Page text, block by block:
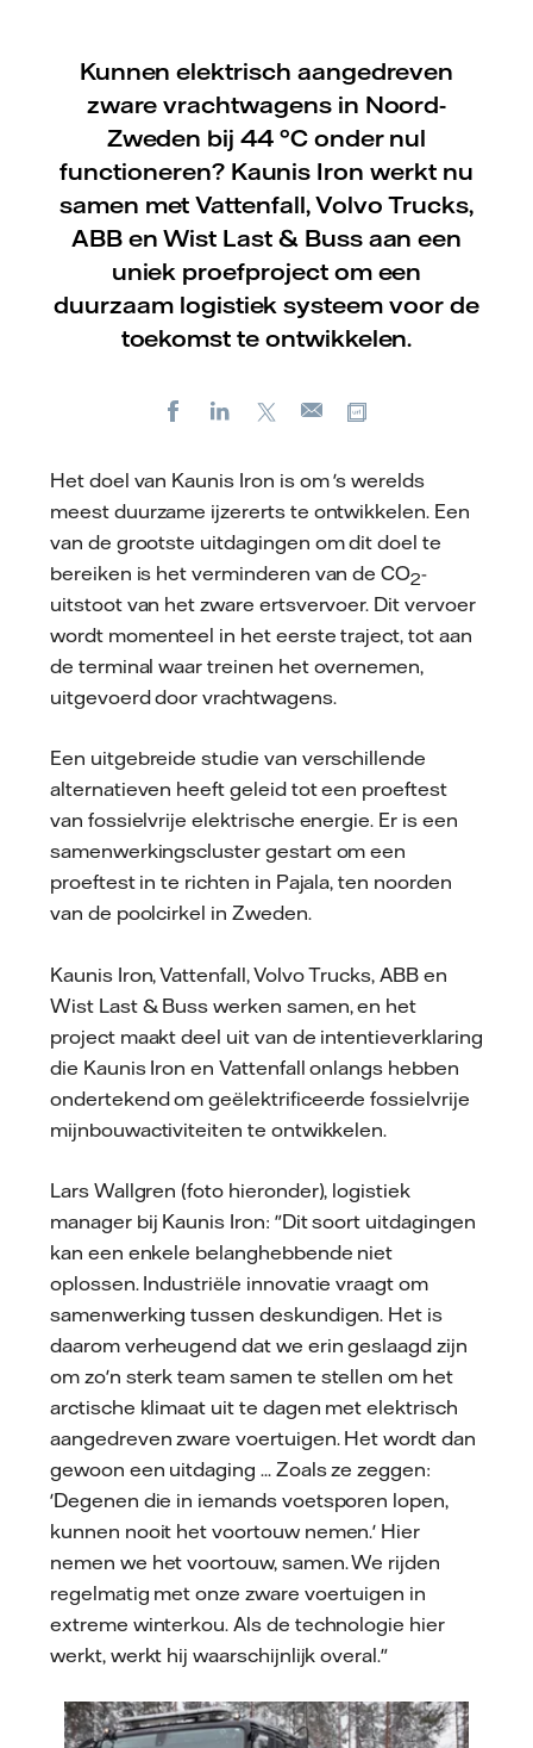
Kunnen elektrisch aangedreven
zware vrachtwagens in Noord-
Zweden bij 44 °C onder nul
functioneren? Kaunis Iron werkt nu
samen met Vattenfall, Volvo Trucks,
ABB en Wist Last & Buss aan een
uniek proefproject om een
duurzaam logistiek systeem voor de
toekomst te ontwikkelen.
FacebookLinkedIn
E-
Het doel van Kaunis Iron is om 's werelds
meest duurzame ijzererts te ontwikkelen. Een
van de grootste uitdagingen om dit doel te
bereiken is het verminderen van de CO2-
uitstoot van het zware ertsvervoer. Dit vervoer
wordt momenteel in het eerste traject, tot aan
de terminal waar treinen het overnemen,
uitgevoerd door vrachtwagens.
Een uitgebreide studie van verschillende
alternatieven heeft geleid tot een proeftest
van fossielvrije elektrische energie. Er is een
samenwerkingscluster gestart om een
proeftest in te richten in Pajala, ten noorden
van de poolcirkel in Zweden.
Kaunis Iron, Vattenfall, Volvo Trucks, ABB en
Wist Last & Buss werken samen, en het
project maakt deel uit van de intentieverklaring
die Kaunis Iron en Vattenfall onlangs hebben
ondertekend om geëlektrificeerde fossielvrije
mijnbouwactiviteiten te ontwikkelen.
Lars Wallgren (foto hieronder), logistiek
manager bij Kaunis Iron: "Dit soort uitdagingen
kan een enkele belanghebbende niet
oplossen. Industriële innovatie vraagt om
samenwerking tussen deskundigen. Het is
daarom verheugend dat we erin geslaagd zijn
om zo'n sterk team samen te stellen om het
arctische klimaat uit te dagen met elektrisch
aangedreven zware voertuigen. Het wordt dan
gewoon een uitdaging ... Zoals ze zeggen:
'Degenen die in iemands voetsporen lopen,
kunnen nooit het voortouw nemen.' Hier
nemen we het voortouw, samen. We rijden
regelmatig met onze zware voertuigen in
extreme winterkou. Als de technologie hier
werkt, werkt hij waarschijnlijk overal."
Vattenfall/Thomas Bergman